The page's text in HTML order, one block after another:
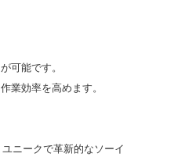
可能です。
業効率を高めます。
ニークで革新的なソーイ